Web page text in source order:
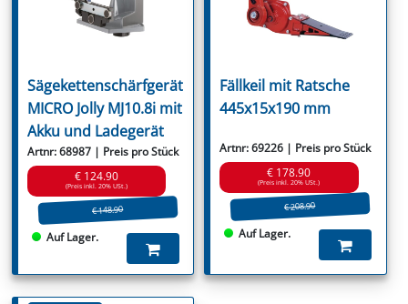
Sägekettenschärfgerät
MICRO Jolly MJ10.8i mit
Akku und Ladegerät
Artnr: 68987 | Preis pro Stück
€ 124.90
(Preis inkl. 20% USt.)
€ 148.90
Auf Lager.
Fällkeil mit Ratsche
445x15x190 mm
Artnr: 69226 | Preis pro Stück
€ 178.90
(Preis inkl. 20% USt.)
€ 208.90
Auf Lager.